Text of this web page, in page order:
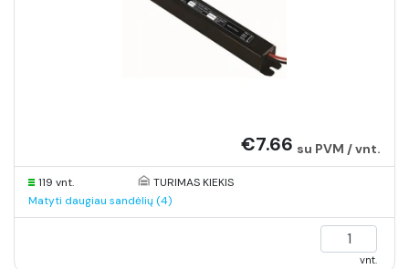
€7.66 su PVM / vnt.
119 vnt.
TURIMAS KIEKIS
Matyti daugiau sandėlių (4)
vnt.